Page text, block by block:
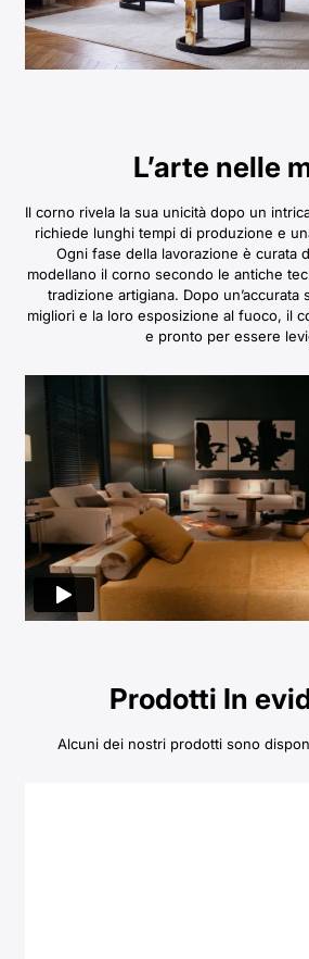
L’arte nelle
Il corno rivela la sua unicità dopo un
richiede lunghi tempi di produzione e
Ogni fase della lavorazione è curata
modellano il corno secondo le antiche
tradizione artigiana. Dopo un’accurata
migliori e la loro esposizione al fuoco, il
e pronto per essere
Prodotti In
Alcuni dei nostri prodotti sono